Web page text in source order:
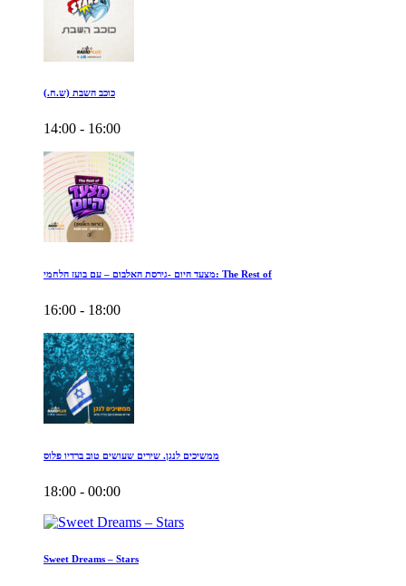
כוכב השבת (ש.ח.)
14:00 - 16:00
מצעד היום -גירסת האלבום – עם בועז הלחמי: The Rest of
16:00 - 18:00
ממשיכים לנגן. שירים שעושים טוב ברדיו פלוס
18:00 - 00:00
Sweet Dreams – Stars